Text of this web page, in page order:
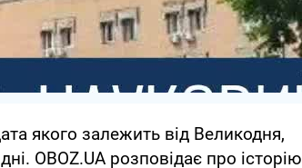
якого залежить від Великодня,
OBOZ.UA розповідає про історію